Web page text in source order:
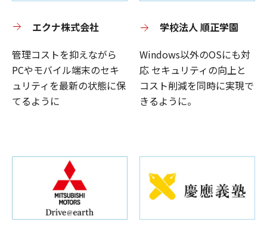
エクナ株式会社
管理コストを抑えながら
PCやモバイル端末のセキ
ュリティを最新の状態に保
てるように
学校法人 順正学園
Windows以外のOSにも対
応 セキュリティの向上と
コスト削減を同時に実現で
きるように。